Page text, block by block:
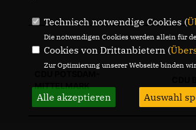
MITTELMARK
Technisch notwendige Cookies (
Die notwendigen Cookies werden allein für
Cookies von Drittanbietern (
Zur Optimierung unserer Webseite binden
Alle akzeptieren Auswahl